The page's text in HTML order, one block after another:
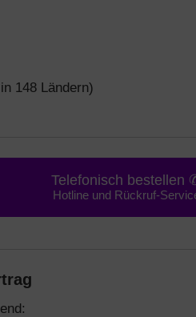
148 Ländern)
Telefonisch bestellen
Hotline und Rückruf-